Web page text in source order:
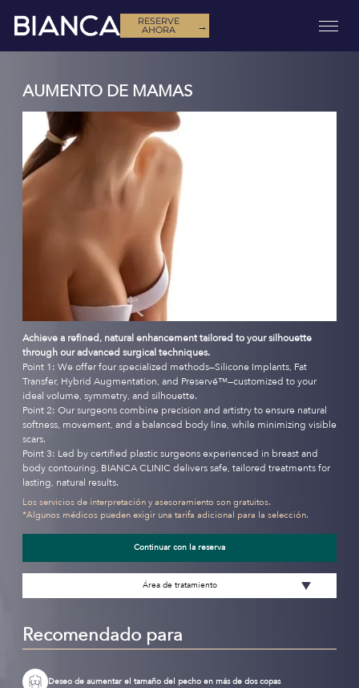
RESERVE
AHORA →
AUMENTO DE MAMAS
Achieve a refined, natural enhancement tailored to your silhouette
through our advanced surgical techniques.
Point 1: We offer four specialized methods—Silicone Implants, Fat
Transfer, Hybrid Augmentation, and Preservé™—customized to your
ideal volume, symmetry, and silhouette.
Point 2: Our surgeons combine precision and artistry to ensure natural
softness, movement, and a balanced body line, while minimizing visible
scars.
Point 3: Led by certified plastic surgeons experienced in breast and
body contouring, BIANCA CLINIC delivers safe, tailored treatments for
lasting, natural results.
Los servicios de interpretación y asesoramiento son gratuitos.
*Algunos médicos pueden exigir una tarifa adicional para la selección.
Continuar con la reserva
Área de tratamiento
Recomendado para
Deseo de aumentar el tamaño del pecho en más de dos copas